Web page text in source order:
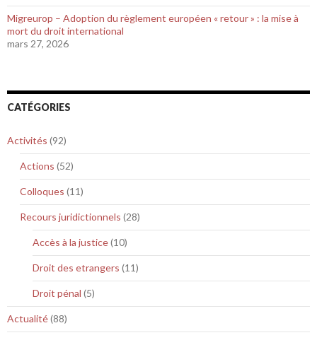
Migreurop – Adoption du règlement européen « retour » : la mise à
mort du droit international
mars 27, 2026
CATÉGORIES
Activités (92)
Actions (52)
Colloques (11)
Recours juridictionnels (28)
Accès à la justice(10)
Droit des etrangers (11)
Droit pénal (5)
Actualité(88)